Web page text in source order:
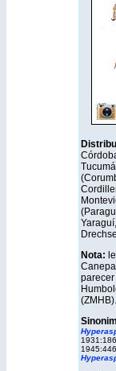
Nota:
(ZMHB).
1945:446.